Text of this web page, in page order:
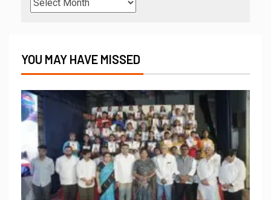
YOU MAY HAVE MISSED